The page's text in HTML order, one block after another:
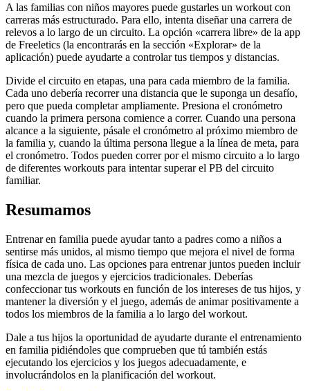
A las familias con niños mayores puede gustarles un workout con
carreras más estructurado. Para ello, intenta diseñar una carrera de
relevos a lo largo de un circuito. La opción «carrera libre» de la app
de Freeletics (la encontrarás en la sección «Explorar» de la
aplicación) puede ayudarte a controlar tus tiempos y distancias.
Divide el circuito en etapas, una para cada miembro de la familia.
Cada uno debería recorrer una distancia que le suponga un desafío,
pero que pueda completar ampliamente. Presiona el cronómetro
cuando la primera persona comience a correr. Cuando una persona
alcance a la siguiente, pásale el cronómetro al próximo miembro de
la familia y, cuando la última persona llegue a la línea de meta, para
el cronómetro. Todos pueden correr por el mismo circuito a lo largo
de diferentes workouts para intentar superar el PB del circuito
familiar.
Resumamos
Entrenar en familia puede ayudar tanto a padres como a niños a
sentirse más unidos, al mismo tiempo que mejora el nivel de forma
física de cada uno. Las opciones para entrenar juntos pueden incluir
una mezcla de juegos y ejercicios tradicionales. Deberías
confeccionar tus workouts en función de los intereses de tus hijos, y
mantener la diversión y el juego, además de animar positivamente a
todos los miembros de la familia a lo largo del workout.
Dale a tus hijos la oportunidad de ayudarte durante el entrenamiento
en familia pidiéndoles que comprueben que tú también estás
ejecutando los ejercicios y los juegos adecuadamente, e
involucrándolos en la planificación del workout.